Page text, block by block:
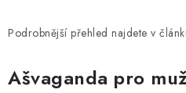
Podrobnější přehled najdete v
Ašvaganda pro